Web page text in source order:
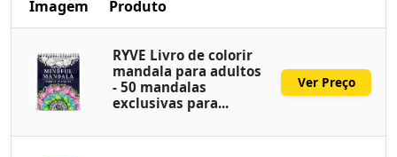
Imagem Produto
RYVE Livro de colorir
mandala para adultos
- 50 mandalas
exclusivas para...
Ver Preço